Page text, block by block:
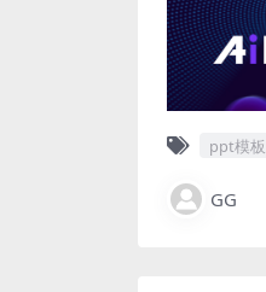
ppt模板
GG